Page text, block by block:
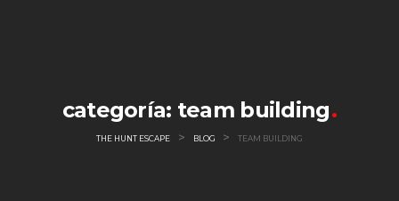
categoría: team building
THE HUNT ESCAPE > BLOG > TEAM BUILDING